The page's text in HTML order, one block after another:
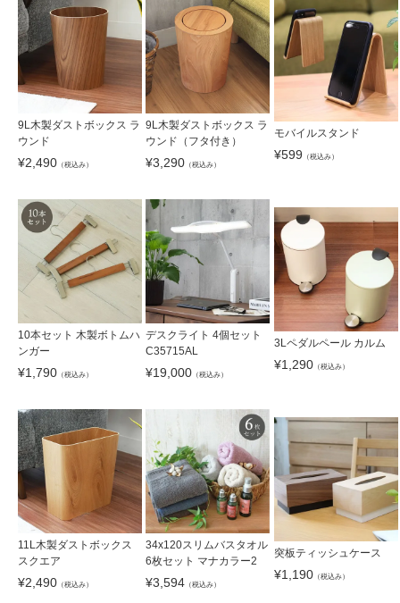
9L木製ダストボックス ラ
ウンド
¥2,490 （税込み）
9L木製ダストボックス ラ
ウンド（フタ付き）
¥3,290 （税込み）
モバイルスタンド
¥599 （税込み）
10本セット 木製ボトムハ
ンガー
¥1,790 （税込み）
デスクライト 4個セット
C35715AL
¥19,000 （税込み）
3Lペダルペール カルム
¥1,290（税込み）
11L木製ダストボックス
スクエア
¥2,490 （税込み）
34x120スリムバスタオル
6枚セット マナカラー2
¥3,594 （税込み）
突板ティッシュケース
¥1,190（税込み）